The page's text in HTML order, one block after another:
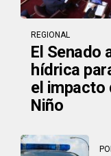
REGIONAL
El Senado
hídrica
el impacto
Niño